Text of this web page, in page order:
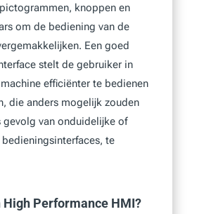
knoppen en
om de bediening van de
Een goed
stelt de gebruiker in
efficiënter te bedienen
die anders mogelijk zouden
gevolg van onduidelijke of
te
High Performance HMI?